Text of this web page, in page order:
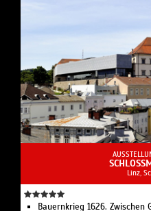
Linz,
Bauern­krieg 1626. Zwischen